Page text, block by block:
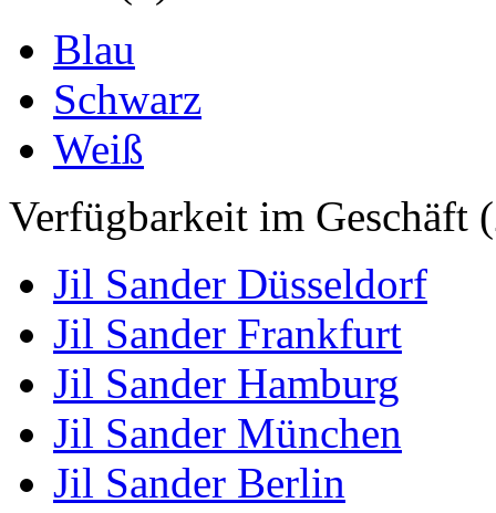
Blau
Schwarz
Weiß
Verfügbarkeit im Geschäft
Jil Sander Düsseldorf
Jil Sander Frankfurt
Jil Sander Hamburg
Jil Sander München
Jil Sander Berlin